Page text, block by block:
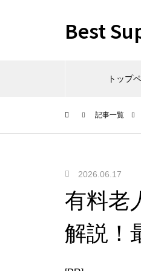
Best
トップ
記事一覧
2026.06.17
有料老
解説！